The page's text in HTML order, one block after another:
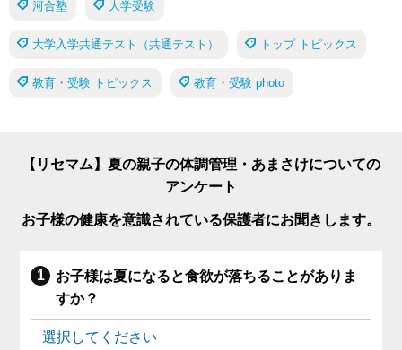
河合塾 大学受験
大学入学共通テスト（共通テスト） トップ トピックス
教育・受験 トピックス 教育・受験 photo
【リセマム】夏の親子の体調管理・あまさけについての
アンケート
お子様の健康を意識されている保護者にお聞きします。
お子様は夏になると食欲が落ちることがありま
すか？